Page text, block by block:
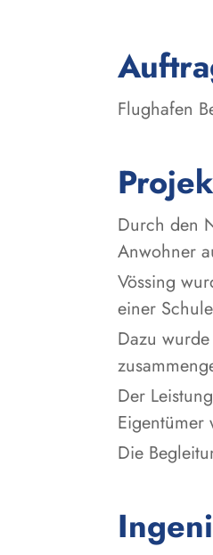
Flughafen
Durch den
Anwohner
Vössing
einer
Dazu
Der
Die